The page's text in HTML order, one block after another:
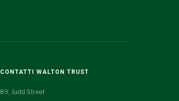
CONTATTI WALTON TRUST
89, Judd Street